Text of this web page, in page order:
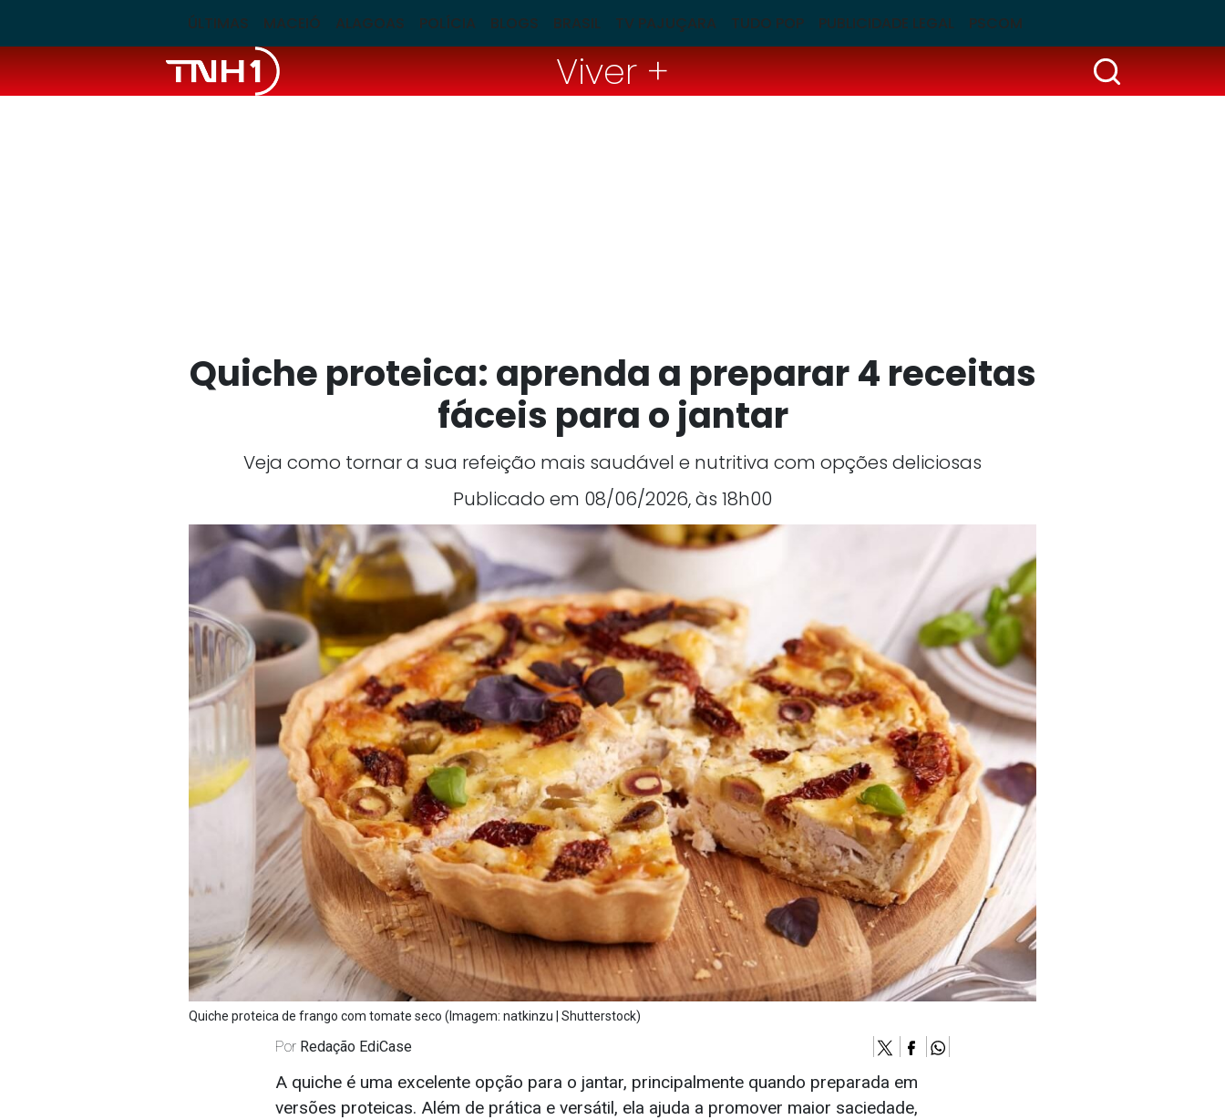
ÚLTIMAS MACEIÓ ALAGOAS POLÍCIA BLOGS BRASIL TV PAJUÇARA TUDO POP PUBLICIDADE LEGAL PSCOM
Viver +
Quiche proteica: aprenda a preparar 4 receitas
fáceis para o jantar
Veja como tornar a sua refeição mais saudável e nutritiva com opções deliciosas
Publicado em 08/06/2026, às 18h00
Quiche proteica de frango com tomate seco (Imagem: natkinzu | Shutterstock)
Por Redação EdiCase
A quiche é uma excelente opção para o jantar, principalmente quando preparada em
versões proteicas. Além de prática e versátil, ela ajuda a promover maior saciedade,